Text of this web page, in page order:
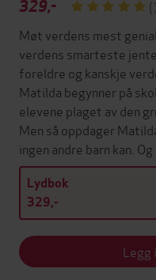
329,-
Møt verdens mest
verdens smarteste
foreldre og kanskje
Matilda begynner på
elevene plaget av den
Men så oppdager
ingen andre barn kan.
Lydbok
329,-
Legg